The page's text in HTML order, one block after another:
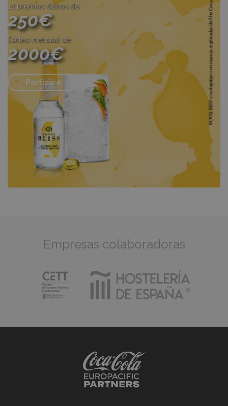
12 premios diarios de
250€
Sorteo mensual de
2000€
Participa
Empresas colaboradoras